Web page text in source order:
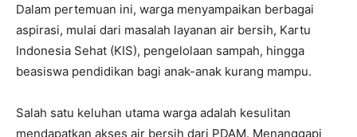
Dalam pertemuan ini, warga menyampaikan berbagai
aspirasi, mulai dari masalah layanan air bersih, Kartu
Indonesia Sehat (KIS), pengelolaan sampah, hingga
beasiswa pendidikan bagi anak-anak kurang mampu.
Salah satu keluhan utama warga adalah kesulitan
mendapatkan akses air bersih dari PDAM. Menanggapi